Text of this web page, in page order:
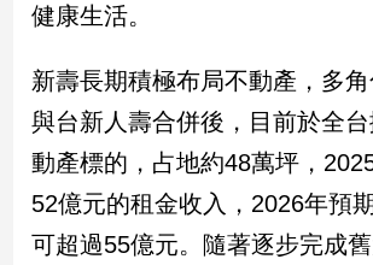
築/
內
計
旅
美
食
健康生活。
新壽長期積極布局不動產，多
與台新人壽合併後，目前於全
動產標的，占地約48萬坪，
52億元的租金收入，2026年預
可超過55億元。隨著逐步完成